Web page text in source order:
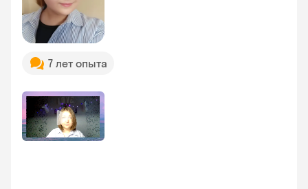
7 лет опыта